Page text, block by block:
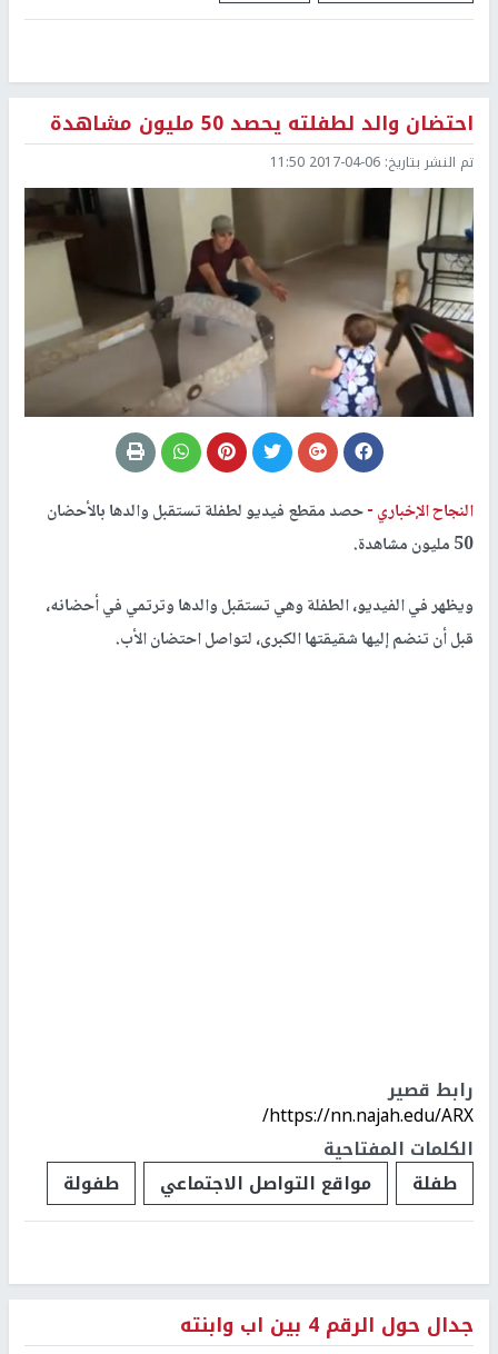
احتضان والد لطفلته يحصد 50 مليون مشاهدة
تم النشر بتاريخ: 2017-04-06 11:50
النجاح الإخباري -حصد مقطع فيديو لطفلة تستقبل والدها بالأحضان
50 مليون مشاهدة.
ويظهر في الفيديو، الطفلة وهي تستقبل والدها وترتمي في أحضانه،
قبل أن تنضم إليها شقيقتها الكبرى، لتواصل احتضان الأب.
رابط قصير
https://nn.najah.edu/ARX/
الكلمات المفتاحية
طفلة
مواقع التواصل الاجتماعي طفولة
جدال حول الرقم 4 بين اب وابنته